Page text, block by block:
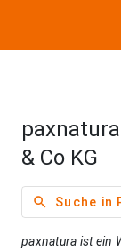
& Co KG
search Suche in
paxnatura ist ein